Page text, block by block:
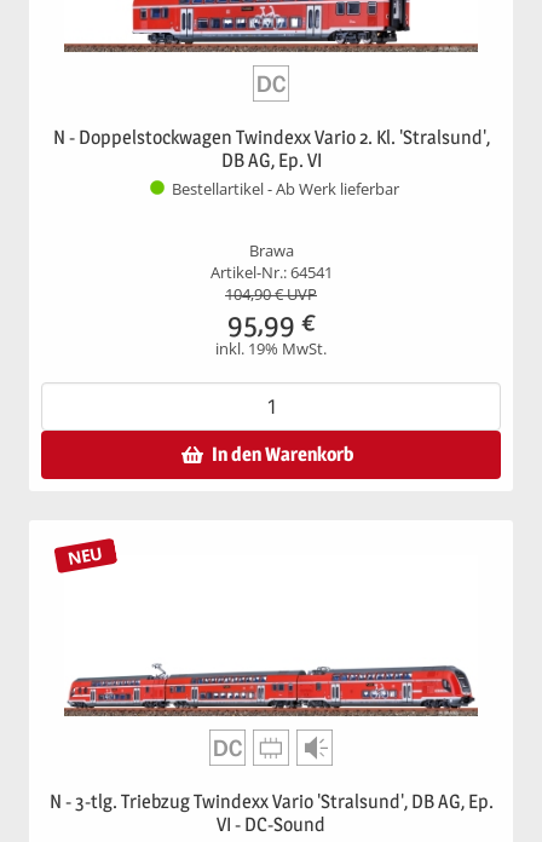
N - Doppelstockwagen Twindexx Vario 2. Kl. 'Stralsund',
DB AG, Ep. VI
Bestellartikel - Ab Werk lieferbar
Brawa
Artikel-Nr.: 64541
104,90€ UVP
95,99 €
inkl. 19% MwSt.
In den Warenkorb
NEU
N - 3-tlg. Triebzug Twindexx Vario 'Stralsund', DB AG, Ep.
VI - DC-Sound